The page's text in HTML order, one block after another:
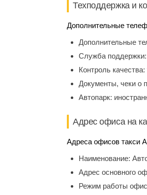
Техподдержка и
Дополнительные
Дополнительные
Служба поддержки:
Контроль качества:
Документы, чеки о
Автопарк:
Адрес офиса на
Адреса офисов такси
Наименование:
Адрес основного
Режим работы